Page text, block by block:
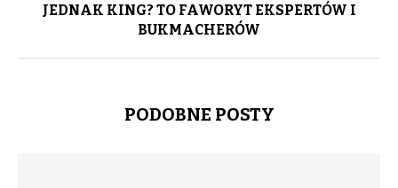
JEDNAK KING? TO FAWORYT EKSPERTÓW I
BUKMACHERÓW
PODOBNE POSTY